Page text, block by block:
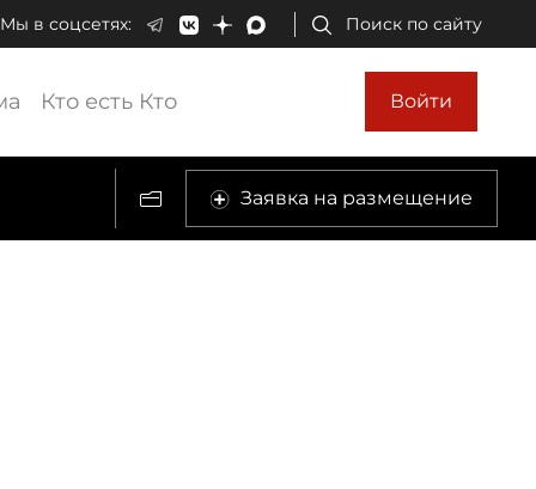
Мы в соцсетях: Поиск по сайту
Кто есть Кто Войти
Заявка на размещение